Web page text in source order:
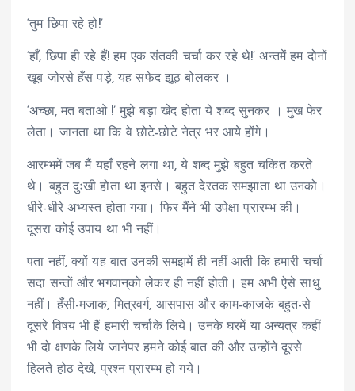
‘तुम छिपा रहे हो!’
‘हाँ, छिपा ही रहे हैं! हम एक संतकी चर्चा कर रहे थे!’ अन्तमें हम दोनों
खूब जोरसे हँस पड़े, यह सफेद झूठ बोलकर ।
‘अच्छा, मत बताओ !’ मुझे बड़ा खेद होता ये शब्द सुनकर । मुख फेर
लेता। जानता था कि वे छोटे-छोटे नेत्र भर आये होंगे।
आरम्भमें जब मैं यहाँ रहने लगा था, ये शब्द मुझे बहुत चकित करते
थे। बहुत दुःखी होता था इनसे। बहुत देरतक समझाता था उनको।
धीरे-धीरे अभ्यस्त होता गया। फिर मैंने भी उपेक्षा प्रारम्भ की।
दूसरा कोई उपाय था भी नहीं।
पता नहीं, क्यों यह बात उनकी समझमें ही नहीं आती कि हमारी चर्चा
सदा सन्तों और भगवान्‌को लेकर ही नहीं होती। हम अभी ऐसे साधु
नहीं। हँसी-मजाक, मित्रवर्ग, आसपास और काम-काजके बहुत-से
दूसरे विषय भी हैं हमारी चर्चाके लिये। उनके घरमें या अन्यत्र कहीं
भी दो क्षणके लिये जानेपर हमने कोई बात की और उन्होंने दूरसे
हिलते होठ देखे, प्रश्न प्रारम्भ हो गये।